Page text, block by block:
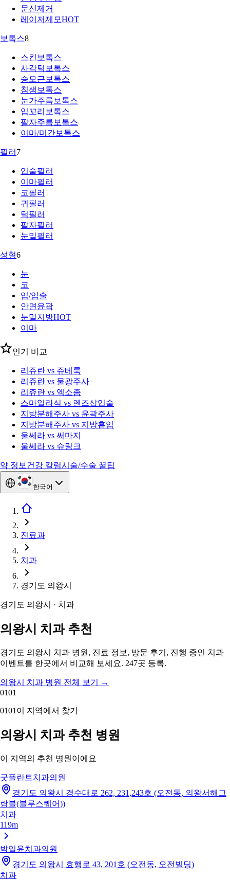
문신제거
레이저제모HOT
보톡스8
스킨보톡스
사각턱보톡스
승모근보톡스
침샘보톡스
눈가주름보톡스
입꼬리보톡스
팔자주름보톡스
이마/미간보톡스
필러 7
입술필러
이마필러
코필러
귀필러
턱필러
팔자필러
눈밑필러
성형6
눈
코
입/입술
안면윤곽
눈밑지방HOT
이마
인기 비교
리쥬란 vs 쥬베룩
리쥬란 vs 물광주사
리쥬란 vs 엑소좀
스마일라식 vs 렌즈삽입술
지방분해주사 vs 윤곽주사
지방분해주사 vs 지방흡입
울쎄라 vs 써마지
울쎄라 vs 슈링크
약 정보 건강 칼럼시술/수술 꿀팁
한국어
진료과
치과
경기도 의왕시
경기도 의왕시 · 치과
의왕시 치과 추천
경기도 의왕시 치과 병원, 진료 정보, 방문 후기, 진행 중인 치과
이벤트를 한곳에서 비교해 보세요. 247곳 등록.
의왕시 치과 병원 전체 보기
→
0101
0101 이 지역에서 찾기
의왕시 치과 추천 병원
이 지역의 추천 병원이에요
굿플란트치과의원
경기도 의왕시 경수대로 262, 231,243호 (오전동, 의왕서해그
랑블(블루스퀘어))
치과
119m
박일윤치과의원
경기도 의왕시 효행로 43, 201호 (오전동, 오전빌딩)
치과